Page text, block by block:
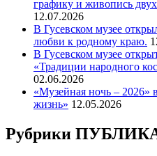
графику и живопись
12.07.2026
В Гусевском музее
любви к родному краю.
В Гусевском музее
«Традиции народного
02.06.2026
«Музейная ночь – 2026»
жизнь» 12.05.2026
Рубрики